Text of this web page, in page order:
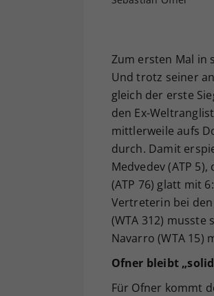
Zum ersten Mal in
Und trotz seiner
gleich der erste
den Ex-
mittlerweile aufs
durch. Damit
Medvedev (ATP
(ATP 76) glatt mit
Vertreterin bei
(WTA 312) musste
Navarro (WTA 15)
Ofner bleibt
Für Ofner kommt